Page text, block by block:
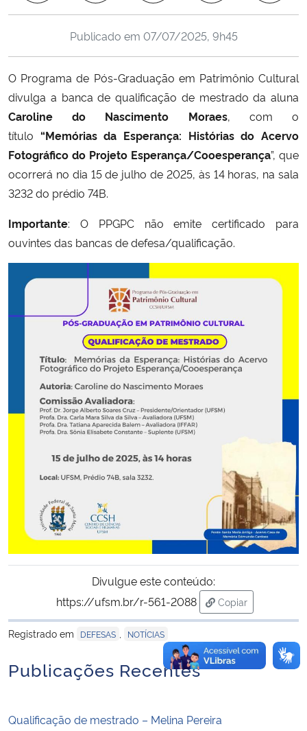
Ministério de Minas e Energia
Ministério da Ciência, Tecnologia, Inovações e Comunicações
Ministério do Meio Ambiente
Ministério do Turismo
Ministério do Desenvolvimento Regional
Controladoria-Geral da União
Ministério da Mulher, da Família e dos Direitos Humanos
Secretaria de Governo
Gabinete de Segurança Institucional
Banco Central do Brasil
Publicado em 07/07/2025, 9h45
O Programa de Pós-Graduação em Patrimônio Cultural
divulga a banca de qualificação de mestrado da aluna
Caroline do Nascimento Moraes, com o
título “Memórias da Esperança: Histórias do Acervo
Fotográfico do Projeto Esperança/Cooesperança”, que
ocorrerá no dia 15 de julho de 2025, às 14 horas, na sala
3232 do prédio 74B.
Importante: O PPGPC não emite certificado para
ouvintes das bancas de defesa/qualificação.
Divulgue este conteúdo:
https://ufsm.br/r-561-2088
Copiar
para área de
Registrado em
DEFESAS NOTÍCIAS
Publicações Recentes
Qualificação de mestrado – Melina Pereira